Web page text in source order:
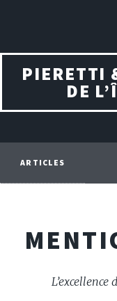
PIERETTI
DE
ARTICLES